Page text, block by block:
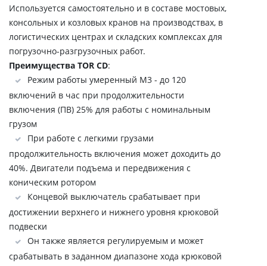
Используется самостоятельно и в составе мостовых,
консольных и козловых кранов на производствах, в
логистических центрах и складских комплексах для
погрузочно-разгрузочных работ.
Преимущества TOR CD:
Режим работы умеренный М3 - до 120
включений в час при продолжительности
включения (ПВ) 25% для работы с номинальным
грузом
При работе с легкими грузами
продолжительность включения может доходить до
40%. Двигатели подъема и передвижения с
коническим ротором
Концевой выключатель срабатывает при
достижении верхнего и нижнего уровня крюковой
подвески
Он также является регулируемым и может
срабатывать в заданном диапазоне хода крюковой